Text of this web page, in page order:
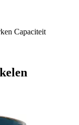
Capaciteit